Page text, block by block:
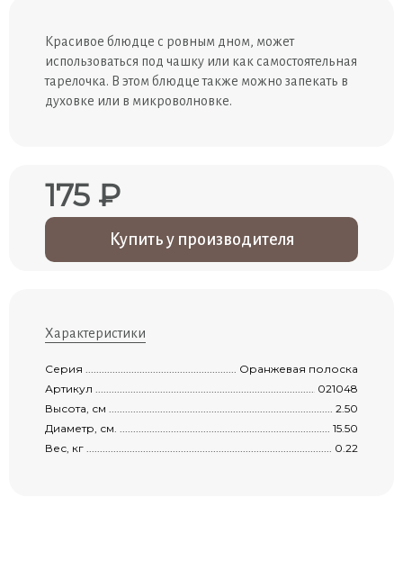
Красивое блюдце с ровным дном, может
использоваться под чашку или как самостоятельная
тарелочка. В этом блюдце также можно запекать в
духовке или в микроволновке.
175 ₽
Купить у производителя
Характеристики
Серия
Оранжевая полоска
Артикул
021048
Высота, см
2.50
Диаметр, см.
15.50
Вес, кг
0.22